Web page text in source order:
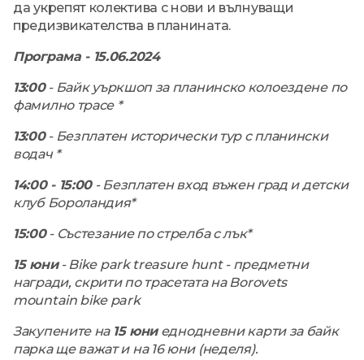
да укрепят колектива с нови и вълнуващи
предизвикателства в планината.
Програма - 15.06.2024
13:00- Байк уъркшоп за планинско колоездене по
фамилно трасе *
13:00- Безплатен исторически тур с планински
водач *
14:00 - 15:00- Безплатен вход въжен град и детски
клуб Бороландия*
15:00- Състезание по стрелба с лък*
15 юни- Bike park treasure hunt - предметни
награди, скрити по трасетата на Borovets
mountain bike park
Закупените на 15 юниеднодневни карти за байк
парка ще важат и на 16 юни (неделя).